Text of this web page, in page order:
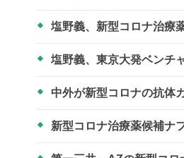
塩野義、新型コロナ治療
塩野義、東京大発ベンチ
中外が新型コロナの抗
新型コロナ治療薬候補ナ